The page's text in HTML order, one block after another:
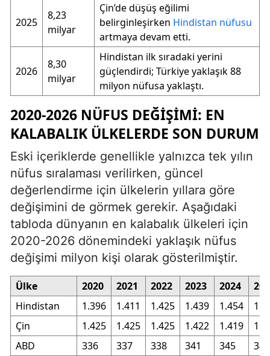
2025
8,23
milyar
Çin’de düşüş eğilimi
belirginleşirken Hindistan nüfusu
artmaya devam etti.
2026
8,30
milyar
Hindistan ilk sıradaki yerini
güçlendirdi; Türkiye yaklaşık 88
milyon nüfusa yaklaştı.
2020-2026 NÜFUS DEĞIŞIMI: EN
KALABALIK ÜLKELERDE SON DURUM
Eski içeriklerde genellikle yalnızca tek yılın
nüfus sıralaması verilirken, güncel
değerlendirme için ülkelerin yıllara göre
değişimini de görmek gerekir. Aşağıdaki
tabloda dünyanın en kalabalık ülkeleri için
2020-2026 dönemindeki yaklaşık nüfus
değişimi milyon kişi olarak gösterilmiştir.
Ülke 2020 2021 2022 2023 2024
Hindistan
1.396 1.411 1.425 1.439 1.454
Çin
1.425 1.425 1.425 1.422 1.419
ABD
336 337 338 341 345
347